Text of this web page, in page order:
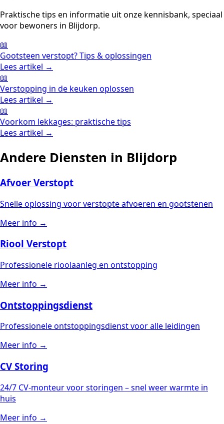
Praktische tips en informatie uit onze kennisbank, speciaal
voor bewoners in Blijdorp.
📖
Gootsteen verstopt? Tips & oplossingen
Lees artikel →
📖
Verstopping in de keuken oplossen
Lees artikel →
📖
Voorkom lekkages: praktische tips
Lees artikel →
Andere Diensten in Blijdorp
Afvoer Verstopt
Snelle oplossing voor verstopte afvoeren en gootstenen
Meer info →
Riool Verstopt
Professionele rioolaanleg en ontstopping
Meer info →
Ontstoppingsdienst
Professionele ontstoppingsdienst voor alle leidingen
Meer info →
CV Storing
24/7 CV-monteur voor storingen – snel weer warmte in
huis
Meer info →